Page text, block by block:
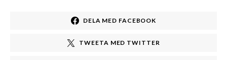
DELA MED FACEBOOK
TWEETA MED TWITTER